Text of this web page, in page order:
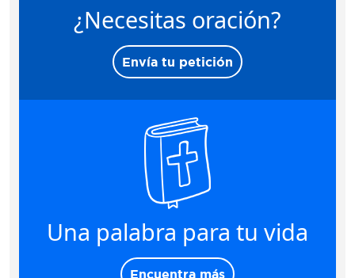
¿Necesitas oración?
Envía tu petición
Una palabra para tu vida
Encuentra más